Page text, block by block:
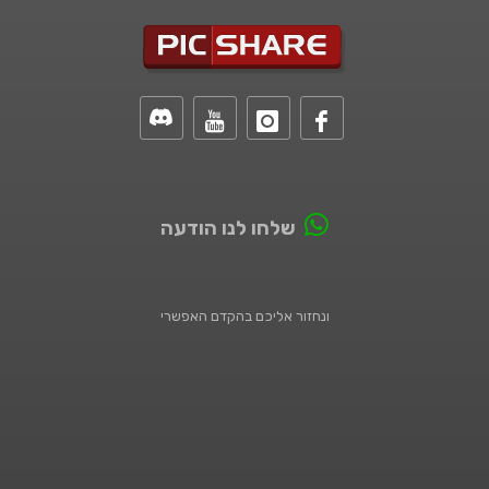
שלחו לנו הודעה
ונחזור אליכם בהקדם האפשרי